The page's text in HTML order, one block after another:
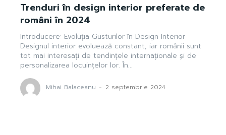
Trenduri în design interior preferate de
români în 2024
Introducere: Evoluția Gusturilor în Design Interior
Designul interior evoluează constant, iar românii sunt
tot mai interesați de tendințele internaționale și de
personalizarea locuințelor lor. În...
Mihai Balaceanu - 2 septembrie 2024